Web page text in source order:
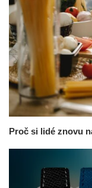
Proč si lidé znovu